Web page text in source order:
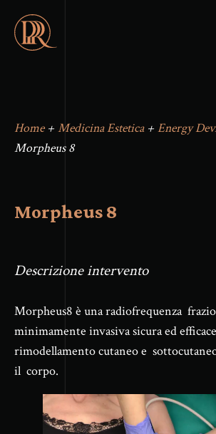
Home + Medicina Estetica+ Energy
Morpheus 8
Morpheus 8
Descrizione intervento
Morpheus8 è una radiofrequenza
minimamente invasiva sicura ed
rimodellamento cutaneo e
il corpo.